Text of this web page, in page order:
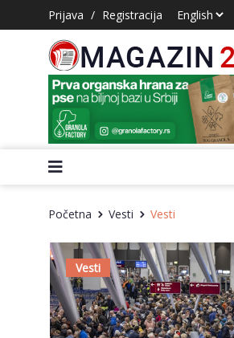
Prijava / Registracija
Početna Vesti Vesti
Vesti